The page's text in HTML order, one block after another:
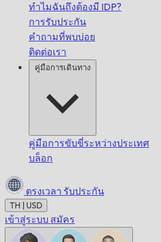
ทำไมฉันถึงต้องมี IDP?
การรับประกัน
คำถามที่พบบ่อย
ติดต่อเรา
คู่มือการเดินทาง
คู่มือการขับขี่ระหว่างประเทศ
บล็อก
ตรงเวลา รับประกัน
TH | USD
เข้าสู่ระบบ สมัคร